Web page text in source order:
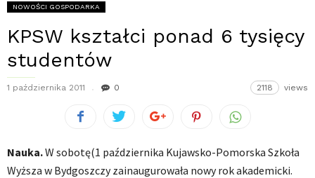
NOWOŚCI GOSPODARKA
KPSW kształci ponad 6 tysięcy
studentów
1 października 2011 0 2118 views
Nauka.W sobotę(1 października Kujawsko-Pomorska Szkoła
Wyższa w Bydgoszczy zainaugurowała nowy rok akademicki.